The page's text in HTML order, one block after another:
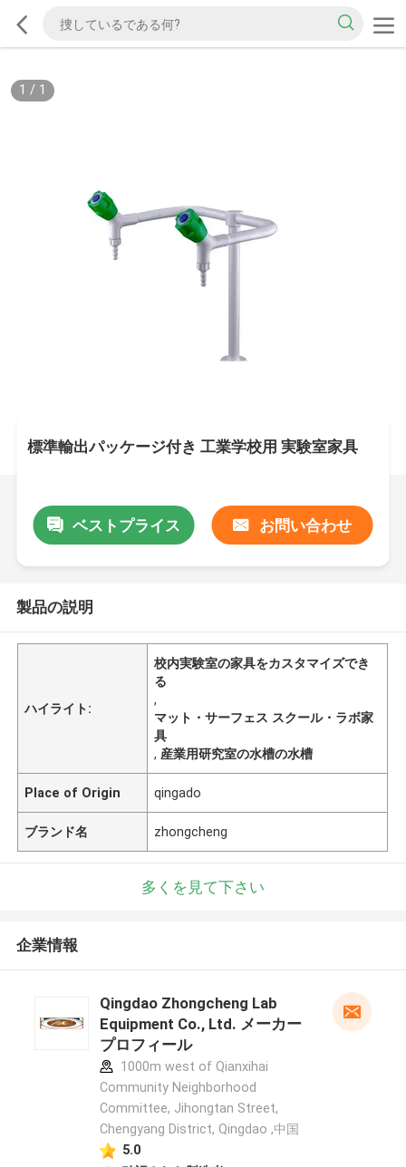
1 / 1
標準輸出パッケージ付き 工業学校用 実験室家具
ベストプライス お問い合わせ
製品の説明
ハイライト:
校内実験室の家具をカスタマイズでき
る
,
マット・サーフェス スクール・ラボ家
具
, 産業用研究室の水槽の水槽
Place of Origin qingado
ブランド名 zhongcheng
多くを見て下さい
企業情報
Qingdao Zhongcheng Lab
Equipment Co., Ltd. メーカー
プロフィール
1000m west of Qianxihai
Community Neighborhood
Committee, Jihongtan Street,
Chengyang District, Qingdao ,中国
5.0